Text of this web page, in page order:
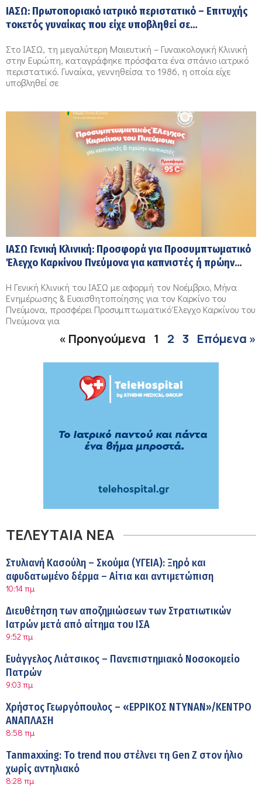
ΙΑΣΩ: Πρωτοποριακό ιατρικό περιστατικό – Επιτυχής
τοκετός γυναίκας που είχε υποβληθεί σε
Στο ΙΑΣΩ, τη μεγαλύτερη Μαιευτική – Γυναικολογική Κλινική
στην Ευρώπη, καταγράφηκε πρόσφατα ένα σπάνιο ιατρικό
περιστατικό. Γυναίκα, γεννηθείσα το 1986, η οποία είχε
υποβληθεί σε
ΙΑΣΩ Γενική Κλινική: Προσφορά για Προσυμπτωματικό
Έλεγχο Καρκίνου Πνεύμονα για καπνιστές ή πρώην
H Γενική Κλινική του ΙΑΣΩ με αφορμή τον Νοέμβριο, Μήνα
Ενημέρωσης & Ευαισθητοποίησης για τον Καρκίνο του
Πνεύμονα, προσφέρει Προσυμπτωματικό Έλεγχο Καρκίνου του
Πνεύμονα για
« Προηγούμενα 1 2 3 Επόμενα »
ΤΕΛΕΥΤΑΙΑ ΝΕΑ
Στυλιανή Κασούλη – Σκούμα (ΥΓΕΙΑ): Ξηρό και
αφυδατωμένο δέρμα – Αίτια και αντιμετώπιση
10:14 πμ
Διευθέτηση των αποζημιώσεων των Στρατιωτικών
Ιατρών μετά από αίτημα του ΙΣΑ
9:52 πμ
Ευάγγελος Λιάτσικος – Πανεπιστημιακό Νοσοκομείο
Πατρών
9:03 πμ
Χρήστος Γεωργόπουλος – «ΕΡΡΙΚΟΣ ΝΤΥΝΑΝ»/ΚΕΝΤΡΟ
ΑΝΑΠΛΑΣΗ
8:58 πμ
Tanmaxxing: To trend που στέλνει τη Gen Z στον ήλιο
χωρίς αντηλιακό
8:28 πμ